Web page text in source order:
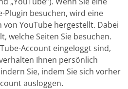
Plugin besuchen, wird eine
YouTube hergestellt. Dabei
welche Seiten Sie besuchen.
Account eingeloggt sind,
Ihnen persönlich
Sie, indem Sie sich vorher
ausloggen.